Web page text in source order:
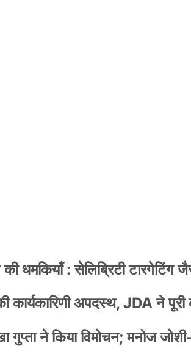
धमकियाँ : सेलिब्रिटी टारगेटिंग
अपदस्थ, JDA ने पूरी
गुप्ता ने किया विमोचन; मनोज